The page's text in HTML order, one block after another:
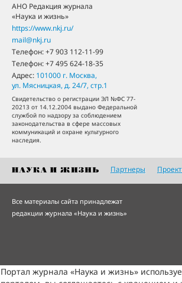
АНО Редакция журнала
«Наука и жизнь»
https://www.nkj.ru/
mail@nkj.ru
Телефон:+7 903 112-11-99
Телефон:+7 495 624-18-35
Адрес: 101000 г. Москва,
ул. Мясницкая, д. 24/7, стр.1
Свидетельство о регистрации ЭЛ №ФС 77-
20213 от 14.12.2004 выдано Федеральной
службой по надзору за соблюдением
законодательства в сфере массовых
коммуникаций и охране культурного
наследия.
Партнеры
Все материалы сайта принадлежат
редакции журнала «Наука и жизнь»
Портал журнала «Наука и жизнь»